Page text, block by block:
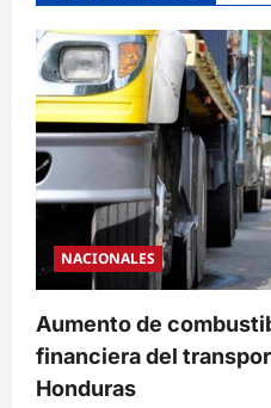
NACIONALES
Aumento de
financiera del
Honduras